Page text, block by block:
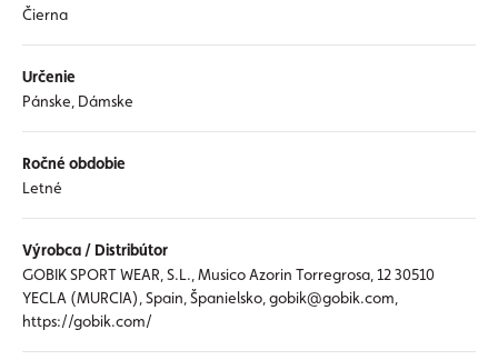
Čierna
Určenie
Pánske, Dámske
Ročné obdobie
Letné
Výrobca / Distribútor
GOBIK SPORT WEAR, S.L., Musico Azorin Torregrosa, 12 30510
YECLA (MURCIA), Spain, Španielsko, gobik@gobik.com,
https://gobik.com/